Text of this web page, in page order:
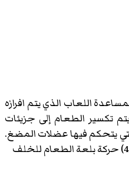
اللعاب الذي يتم افرازه
2) المضغ : يتم تكسير الطعام إلى جزيئات
يتحكم فيها عضلات المضغ.